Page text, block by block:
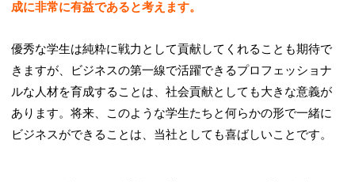
成に非常に有益であると考えます。
優秀な学生は純粋に戦力として貢献してくれることも期待で
きますが、ビジネスの第一線で活躍できるプロフェッショナ
ルな人材を育成することは、社会貢献としても大きな意義が
あります。将来、このような学生たちと何らかの形で一緒に
ビジネスができることは、当社としても喜ばしいことです。